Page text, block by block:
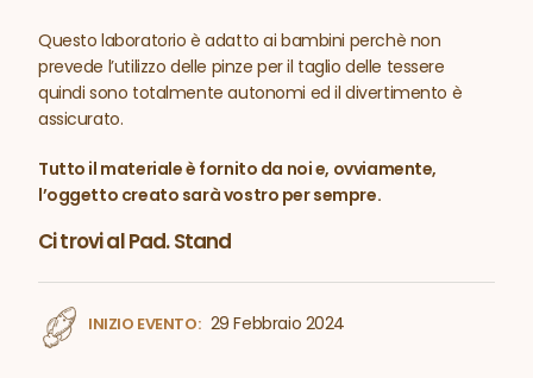
Questo laboratorio è adatto ai bambini perchè non
prevede l’utilizzo delle pinze per il taglio delle tessere
quindi sono totalmente autonomi ed il divertimento è
assicurato.
Tutto il materiale è fornito da noi e, ovviamente,
l’oggetto creato sarà vostro per sempre.
Ci trovi al Pad. Stand
INIZIO EVENTO: 29 Febbraio 2024